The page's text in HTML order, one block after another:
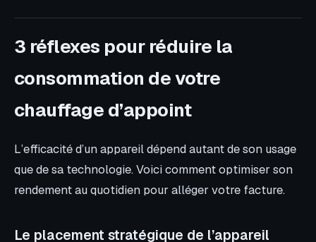
3 réflexes pour réduire la
consommation de votre
chauffage d’appoint
L’efficacité d’un appareil dépend autant de son usage
que de sa technologie. Voici comment optimiser son
rendement au quotidien pour alléger votre facture.
Le placement stratégique de l’appareil